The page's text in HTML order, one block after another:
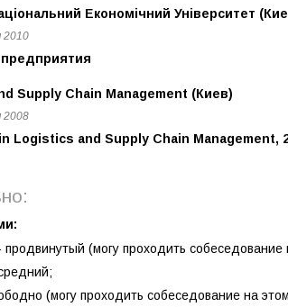
Економічний Університет
2010
Supply Chain Management (Киев)
2008
Logistics and Supply Chain Management,
продвинутый (могу проходить собеседование
(могу проходить собеседование на